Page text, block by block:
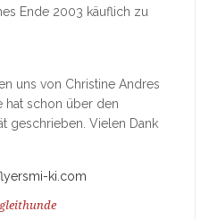
Ende 2003 käuflich zu
uns von Christine Andres
hat schon über den
geschrieben. Vielen Dank
ki.com